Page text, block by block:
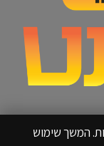
המשך שימוש